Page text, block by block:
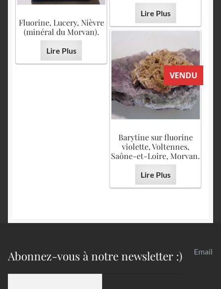
Lire Plus
Fluorine, Lucery, Nièvre
(minéral du Morvan).
Lire Plus
VENDU
Barytine sur fluorine
violette, Voltennes,
Saône-et-Loire, Morvan.
Lire Plus
Abonnez-vous à notre newsletter :) Email